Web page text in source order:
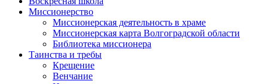
Миссионерство
Миссионерская деятельность в храме
Миссионерская карта Волгоградской области
Библиотека миссионера
Таинства и требы
Крещение
Венчание